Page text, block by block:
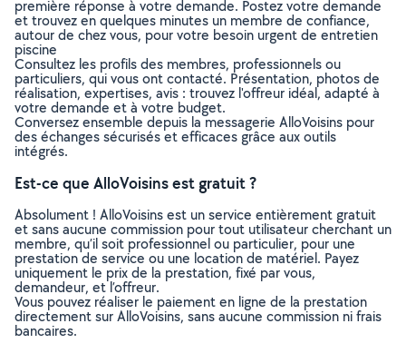
première réponse à votre demande. Postez votre demande
et trouvez en quelques minutes un membre de confiance,
autour de chez vous, pour votre besoin urgent de entretien
piscine
Consultez les profils des membres, professionnels ou
particuliers, qui vous ont contacté. Présentation, photos de
réalisation, expertises, avis : trouvez l'offreur idéal, adapté à
votre demande et à votre budget.
Conversez ensemble depuis la messagerie AlloVoisins pour
des échanges sécurisés et efficaces grâce aux outils
intégrés.
Est-ce que AlloVoisins est gratuit ?
Absolument ! AlloVoisins est un service entièrement gratuit
et sans aucune commission pour tout utilisateur cherchant un
membre, qu’il soit professionnel ou particulier, pour une
prestation de service ou une location de matériel. Payez
uniquement le prix de la prestation, fixé par vous,
demandeur, et l’offreur.
Vous pouvez réaliser le paiement en ligne de la prestation
directement sur AlloVoisins, sans aucune commission ni frais
bancaires.